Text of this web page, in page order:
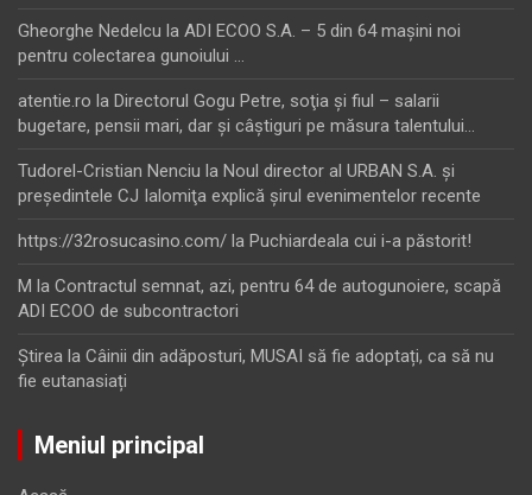
Gheorghe Nedelcu la ADI ECOO S.A. – 5 din 64 maşini noi
pentru colectarea gunoiului …
atentie.ro la Directorul Gogu Petre, soţia şi fiul – salarii
bugetare, pensii mari, dar şi câştiguri pe măsura talentului…
Tudorel-Cristian Nenciu la Noul director al URBAN S.A. şi
preşedintele CJ Ialomiţa explică şirul evenimentelor recente
https://32rosucasino.com/ la Puchiardeala cui i-a păstorit!
M la Contractul semnat, azi, pentru 64 de autogunoiere, scapă
ADI ECOO de subcontractori
Ştirea la Câinii din adăposturi, MUSAI să fie adoptați, ca să nu
fie eutanasiați
Meniul principal